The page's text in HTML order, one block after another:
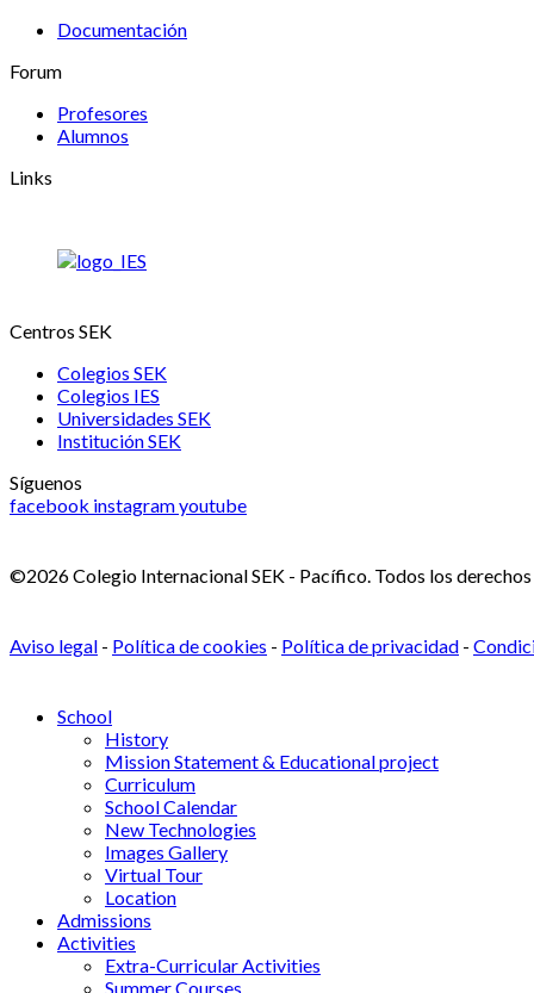
Documentación
Forum
Profesores
Alumnos
Links
Centros SEK
Colegios SEK
Colegios IES
Universidades SEK
Institución SEK
Síguenos
facebook instagramyoutube
©2026 Colegio Internacional SEK - Pacífico. Todos los
Aviso legal - Política de cookies - Política de privacidad -
School
History
Mission Statement & Educational project
Curriculum
School Calendar
New Technologies
Images Gallery
Virtual Tour
Location
Admissions
Activities
Extra-Curricular Activities
Summer Courses